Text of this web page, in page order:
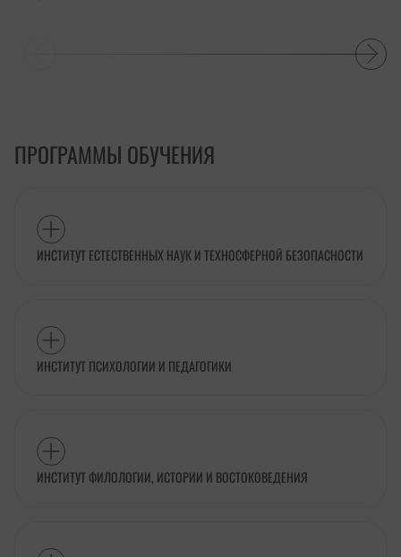
ПРОГРАММЫ ОБУЧЕНИЯ
ИНСТИТУТ ЕСТЕСТВЕННЫХ НАУК И ТЕХНОСФЕРНОЙ БЕЗОПАСНОСТИ
ИНСТИТУТ ПСИХОЛОГИИ И ПЕДАГОГИКИ
ИНСТИТУТ ФИЛОЛОГИИ, ИСТОРИИ И ВОСТОКОВЕДЕНИЯ